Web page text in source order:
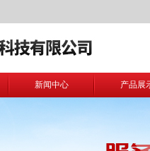
新闻中心 产品展